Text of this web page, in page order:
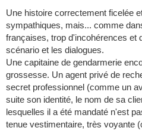
Une histoire correctement ficelée
sympathiques, mais... comme
françaises, trop d'incohérences et
scénario et les dialogues.
Une capitaine de gendarmerie
grossesse. Un agent privé de
secret professionnel (comme un
suite son identité, le nom de sa
lesquelles il a été mandaté n'est
tenue vestimentaire, très voyante